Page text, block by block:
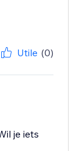
Utile (0)
je iets